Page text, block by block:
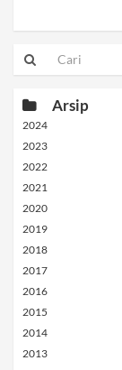
Arsip
2024
2023
2022
2021
2020
2019
2018
2017
2016
2015
2014
2013